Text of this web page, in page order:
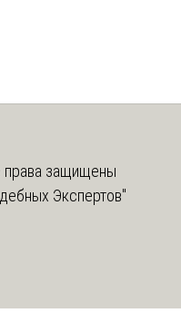
защищены
Экспертов"